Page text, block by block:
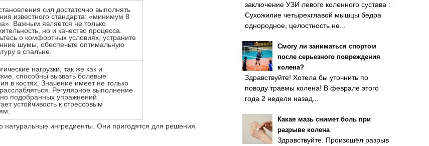
сил достаточно выполнять
известного стандарта: «минимум 8
Важным является не только
но и качество процесса.
о комфортных условиях, устраните
шумы, обеспечьте оптимальную
в спальне.
нагрузки, так же как и
способны вызвать болевые
в костях. Значение имеет не только
Регулярное выполнение
подобранных упражнений
устойчивость к стрессовым
натуральные ингредиенты. Они пригодятся для решения
заключение УЗИ левого коленного сустава :
Сухожилие четырехглавой мышцы бедра
однородное, целостность не...
Смогу ли заниматься спортом
после серьезного повреждения
колена?
Здравствуйте! Хотела бы уточнить по
поводу травмы колена! В феврале этого
года 2 недели назад...
Какая мазь снимет боль при
разрыве колена
Здравствуйте. Произошёл разрыв